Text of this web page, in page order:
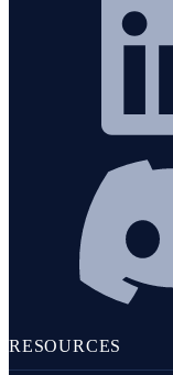
RESOURCES